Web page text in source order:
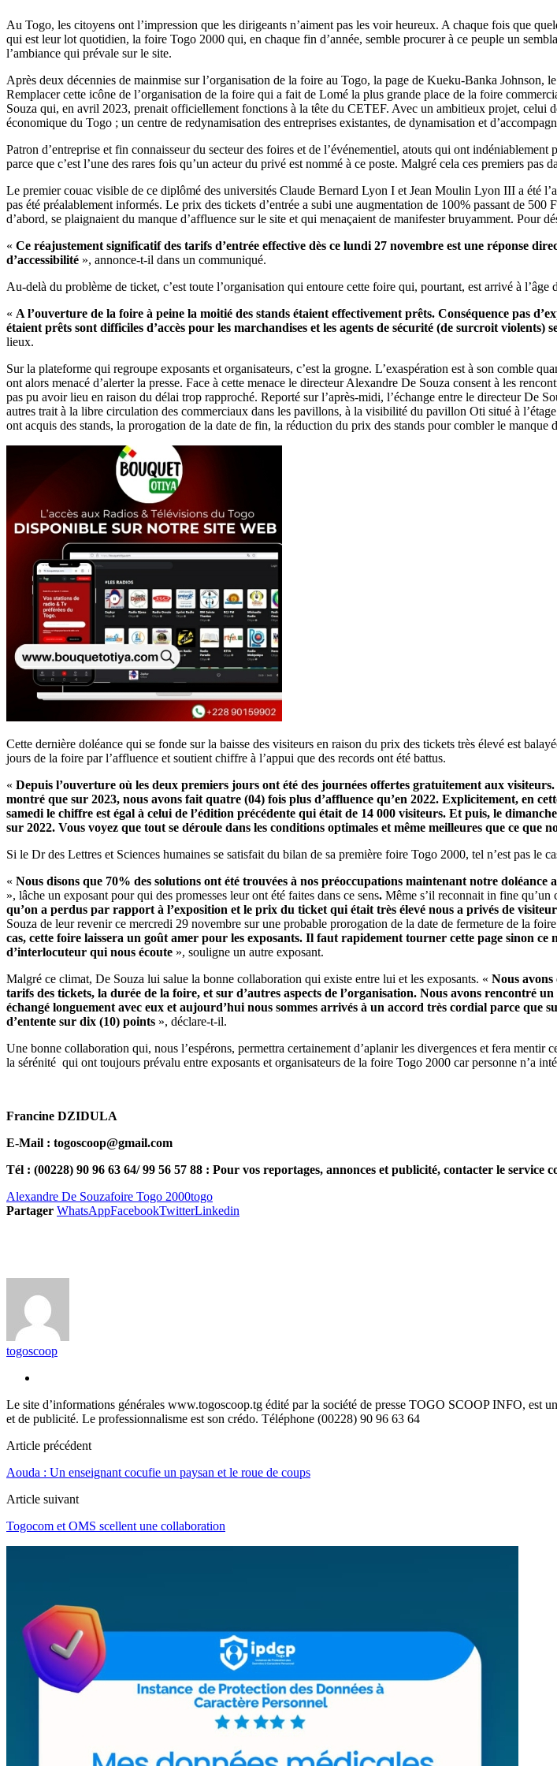
Au Togo, les citoyens ont l’impression que les dirigeants n’aiment pas les voir heureux. A chaque fois que
qui est leur lot quotidien, la foire Togo 2000 qui, en chaque fin d’année, semble procurer à ce peuple un
l’ambiance qui prévale sur le site.
Après deux décennies de mainmise sur l’organisation de la foire au Togo, la page de Kueku-Banka
Remplacer cette icône de l’organisation de la foire qui a fait de Lomé la plus grande place de la foire
Souza qui, en avril 2023, prenait officiellement fonctions à la tête du CETEF. Avec un ambitieux projet, celui
économique du Togo ; un centre de redynamisation des entreprises existantes, de dynamisation et
Patron d’entreprise et fin connaisseur du secteur des foires et de l’événementiel, atouts qui ont
parce que c’est l’une des rares fois qu’un acteur du privé est nommé à ce poste. Malgré cela ces premiers pas
Le premier couac visible de ce diplômé des universités Claude Bernard Lyon I et Jean Moulin Lyon III a été
pas été préalablement informés. Le prix des tickets d’entrée a subi une augmentation de 100% passant de
d’abord, se plaignaient du manque d’affluence sur le site et qui menaçaient de manifester bruyamment.
« Ce réajustement significatif des tarifs d’entrée effective dès ce lundi 27 novembre est une réponse
d’accessibilité », annonce-t-il dans un communiqué.
Au-delà du problème de ticket, c’est toute l’organisation qui entoure cette foire qui, pourtant, est arrivé à
« A l’ouverture de la foire à peine la moitié des stands étaient effectivement prêts. Conséquence pas
étaient prêts sont difficiles d’accès pour les marchandises et les agents de sécurité (de surcroit violents)
lieux.
Sur la plateforme qui regroupe exposants et organisateurs, c’est la grogne. L’exaspération est à son comble
ont alors menacé d’alerter la presse. Face à cette menace le directeur Alexandre De Souza consent à les
pas pu avoir lieu en raison du délai trop rapproché. Reporté sur l’après-midi, l’échange entre le directeur De
autres trait à la libre circulation des commerciaux dans les pavillons, à la visibilité du pavillon Oti situé à
ont acquis des stands, la prorogation de la date de fin, la réduction du prix des stands pour combler le
Cette dernière doléance qui se fonde sur la baisse des visiteurs en raison du prix des tickets très élevé est
jours de la foire par l’affluence et soutient chiffre à l’appui que des records ont été battus.
« Depuis l’ouverture où les deux premiers jours ont été des journées offertes gratuitement aux
montré que sur 2023, nous avons fait quatre (04) fois plus d’affluence qu’en 2022. Explicitement, en
samedi le chiffre est égal à celui de l’édition précédente qui était de 14 000 visiteurs. Et puis, le
sur 2022. Vous voyez que tout se déroule dans les conditions optimales et même meilleures que ce que
Si le Dr des Lettres et Sciences humaines se satisfait du bilan de sa première foire Togo 2000, tel n’est pas
« Nous disons que 70% des solutions ont été trouvées à nos préoccupations maintenant notre
», lâche un exposant pour qui des promesses leur ont été faites dans ce sens. Même s’il reconnait in fine qu’un
qu’on a perdus par rapport à l’exposition et le prix du ticket qui était très élevé nous a privés de
Souza de leur revenir ce mercredi 29 novembre sur une probable prorogation de la date de fermeture de la
cas, cette foire laissera un goût amer pour les exposants. Il faut rapidement tourner cette page sinon
d’interlocuteur qui nous écoute », souligne un autre exposant.
Malgré ce climat, De Souza lui salue la bonne collaboration qui existe entre lui et les exposants. « Nous avons
tarifs des tickets, la durée de la foire, et sur d’autres aspects de l’organisation. Nous avons rencontré
échangé longuement avec eux et aujourd’hui nous sommes arrivés à un accord très cordial parce que
d’entente sur dix (10) points », déclare-t-il.
Une bonne collaboration qui, nous l’espérons, permettra certainement d’aplanir les divergences et fera
la sérénité qui ont toujours prévalu entre exposants et organisateurs de la foire Togo 2000 car personne n’a
Francine DZIDULA
E-Mail : togoscoop@gmail.com
Tél : (00228) 90 96 63 64/ 99 56 57 88 : Pour vos reportages, annonces et publicité, contacter le service
Alexandre De Souzafoire Togo 2000togo
Partager WhatsAppFacebookTwitterLinkedin
togoscoop
Le site d’informations générales www.togoscoop.tg édité par la société de presse TOGO SCOOP INFO, est
et de publicité. Le professionnalisme est son crédo. Téléphone (00228) 90 96 63 64
Article précédent
Aouda : Un enseignant cocufie un paysan et le roue de coups
Article suivant
Togocom et OMS scellent une collaboration